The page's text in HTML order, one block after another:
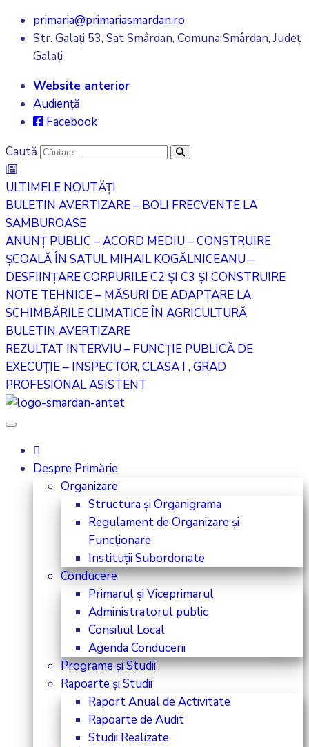
primaria@primariasmardan.ro
Str. Galați 53, Sat Smârdan, Comuna Smârdan, Județ
Galați
Website anterior
Audiență
Facebook
Caută
ULTIMELE NOUTĂȚI
BULETIN AVERTIZARE – BOLI FRECVENTE LA
SAMBUROASE
ANUNȚ PUBLIC – ACORD MEDIU – CONSTRUIRE
ȘCOALĂ ÎN SATUL MIHAIL KOGĂLNICEANU –
DESFIINȚARE CORPURILE C2 ȘI C3 ȘI CONSTRUIRE
NOTE TEHNICE – MĂSURI DE ADAPTARE LA
SCHIMBĂRILE CLIMATICE ÎN AGRICULTURĂ
BULETIN AVERTIZARE
REZULTAT INTERVIU – FUNCȚIE PUBLICĂ DE
EXECUȚIE – INSPECTOR, CLASA I , GRAD
PROFESIONAL ASISTENT
Despre Primărie
Organizare
Structura și Organigrama
Regulament de Organizare și
Funcționare
Instituții Subordonate
Conducere
Primarul și Viceprimarul
Administratorul public
Consiliul Local
Agenda Conducerii
Programe și Studii
Rapoarte și Studii
Raport Anual de Activitate
Rapoarte de Audit
Studii Realizate